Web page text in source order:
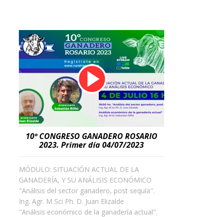
10º CONGRESO GANADERO ROSARIO
2023. Primer día 04/07/2023
MÓDULO: SITUACIÓN ACTUAL DE LA
GANADERÍA, Y SU ANÁLISIS ECONÓMICO
"Análisis del sector ganadero, post sequía".
Ing. Agr. M Sci Ph. D. Juan Elizalde
"Análisis económico de la ganadería actual".